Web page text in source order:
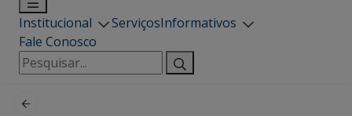
Institucional ServiçosInformativos
Fale Conosco
Pesquisar
por: